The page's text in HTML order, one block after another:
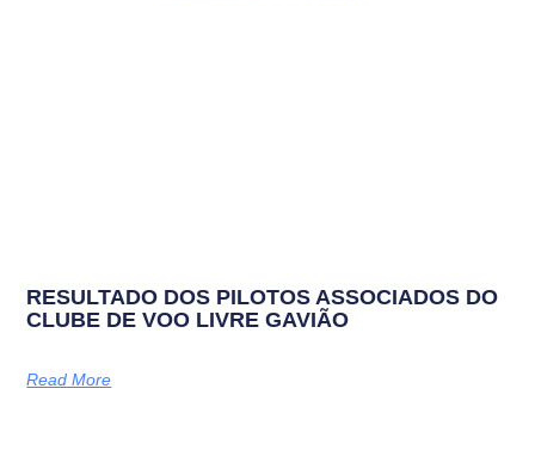
RESULTADO DOS PILOTOS ASSOCIADOS DO
CLUBE DE VOO LIVRE GAVIÃO
Read More